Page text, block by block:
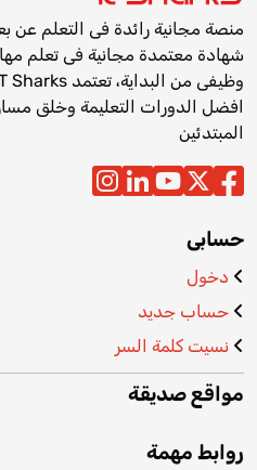
منصة مجانية رائدة فى التعلم
شهادة معتمدة مجانية فى تعلم
افضل الدورات التعليمة وخلق
المبتدئين
حسابى
دخول
حساب جديد
نسيت كلمة السر
مواقع صديقة
روابط مهمة